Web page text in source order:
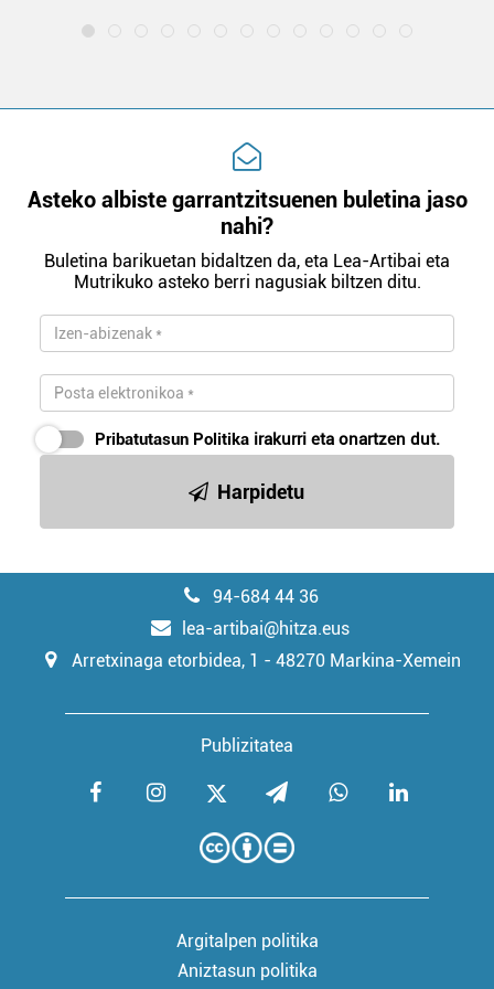
Asteko albiste garrantzitsuenen buletina jaso
nahi?
Buletina barikuetan bidaltzen da, eta Lea-Artibai eta
Mutrikuko asteko berri nagusiak biltzen ditu.
Pribatutasun Politika irakurri eta onartzen dut.
Harpidetu
94-684 44 36
lea-artibai@hitza.eus
Arretxinaga etorbidea, 1 - 48270 Markina-Xemein
Publizitatea
Argitalpen politika
Aniztasun politika